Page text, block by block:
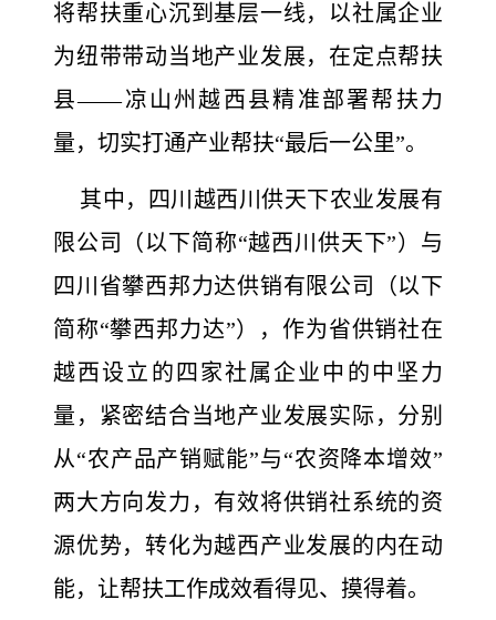
将帮扶重心沉到基层一线，以社属企业
为纽带带动当地产业发展，在定点帮扶
县——凉山州越西县精准部署帮扶力
量，切实打通产业帮扶“最后一公里”。
其中，四川越西川供天下农业发展有
限公司（以下简称“越西川供天下”）与
四川省攀西邦力达供销有限公司（以下
简称“攀西邦力达”），作为省供销社在
越西设立的四家社属企业中的中坚力
量，紧密结合当地产业发展实际，分别
从“农产品产销赋能”与“农资降本增效”
两大方向发力，有效将供销社系统的资
源优势，转化为越西产业发展的内在动
能，让帮扶工作成效看得见、摸得着。